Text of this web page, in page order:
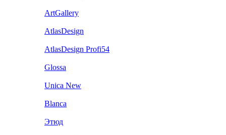
ArtGallery
AtlasDesign
AtlasDesign Profi54
Glossa
Unica New
Blanca
Этюд